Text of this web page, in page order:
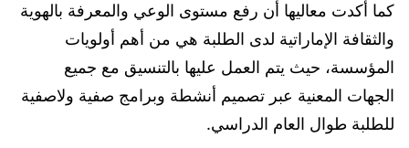
كما أكدت معاليها أن رفع مستوى الوعي والمعرفة بالهوية
والثقافة الإماراتية لدى الطلبة هي من أهم أولويات
المؤسسة، حيث يتم العمل عليها بالتنسيق مع جميع
الجهات المعنية عبر تصميم أنشطة وبرامج صفية ولاصفية
للطلبة طوال العام الدراسي.